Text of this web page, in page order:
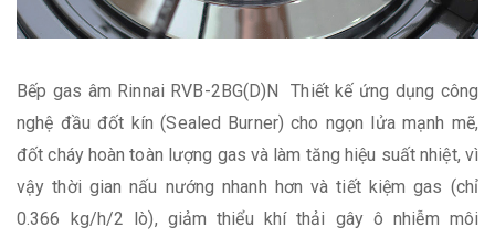
Bếp gas âm Rinnai RVB-2BG(D)N Thiết kế ứng dụng công
nghệ đầu đốt kín (Sealed Burner) cho ngọn lửa mạnh mẽ,
đốt cháy hoàn toàn lượng gas và làm tăng hiệu suất nhiệt, vì
vậy thời gian nấu nướng nhanh hơn và tiết kiệm gas (chỉ
0.366 kg/h/2 lò), giảm thiểu khí thải gây ô nhiễm môi